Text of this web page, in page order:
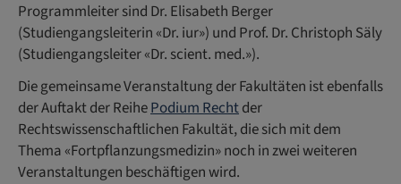
Programmleiter sind Dr. Elisabeth Berger
(Studiengangsleiterin «Dr. iur») und Prof. Dr. Christoph Säly
(Studiengangsleiter «Dr. scient. med.»).
Die gemeinsame Veranstaltung der Fakultäten ist ebenfalls
der Auftakt der ReihePodium Rechtder
Rechtswissenschaftlichen Fakultät, die sich mit dem
Thema «Fortpflanzungsmedizin» noch in zwei weiteren
Veranstaltungen beschäftigen wird.